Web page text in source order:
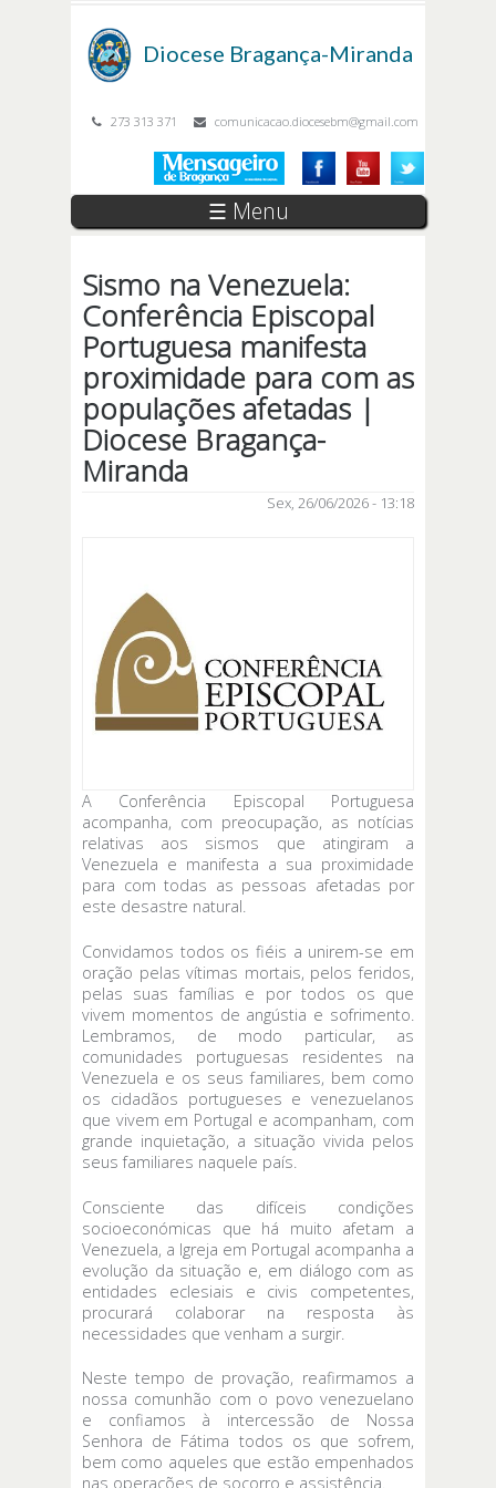
Diocese Bragança-Miranda
273 313 371 comunicacao.diocesebm@gmail.com
☰ Menu
Sismo na Venezuela:
Conferência Episcopal
Portuguesa manifesta
proximidade para com as
populações afetadas |
Diocese Bragança-
Miranda
Sex, 26/06/2026 - 13:18
A Conferência Episcopal Portuguesa
acompanha, com preocupação, as notícias
relativas aos sismos que atingiram a
Venezuela e manifesta a sua proximidade
para com todas as pessoas afetadas por
este desastre natural.
Convidamos todos os fiéis a unirem-se em
oração pelas vítimas mortais, pelos feridos,
pelas suas famílias e por todos os que
vivem momentos de angústia e sofrimento.
Lembramos, de modo particular, as
comunidades portuguesas residentes na
Venezuela e os seus familiares, bem como
os cidadãos portugueses e venezuelanos
que vivem em Portugal e acompanham, com
grande inquietação, a situação vivida pelos
seus familiares naquele país.
Consciente das difíceis condições
socioeconómicas que há muito afetam a
Venezuela, a Igreja em Portugal acompanha a
evolução da situação e, em diálogo com as
entidades eclesiais e civis competentes,
procurará colaborar na resposta às
necessidades que venham a surgir.
Neste tempo de provação, reafirmamos a
nossa comunhão com o povo venezuelano
e confiamos à intercessão de Nossa
Senhora de Fátima todos os que sofrem,
bem como aqueles que estão empenhados
nas operações de socorro e assistência.